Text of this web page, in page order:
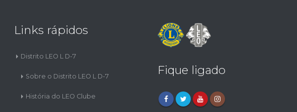
Links rápidos
Distrito LEO L D-7
Sobre o Distrito LEO L D-7
História do LEO Clube
Fique ligado